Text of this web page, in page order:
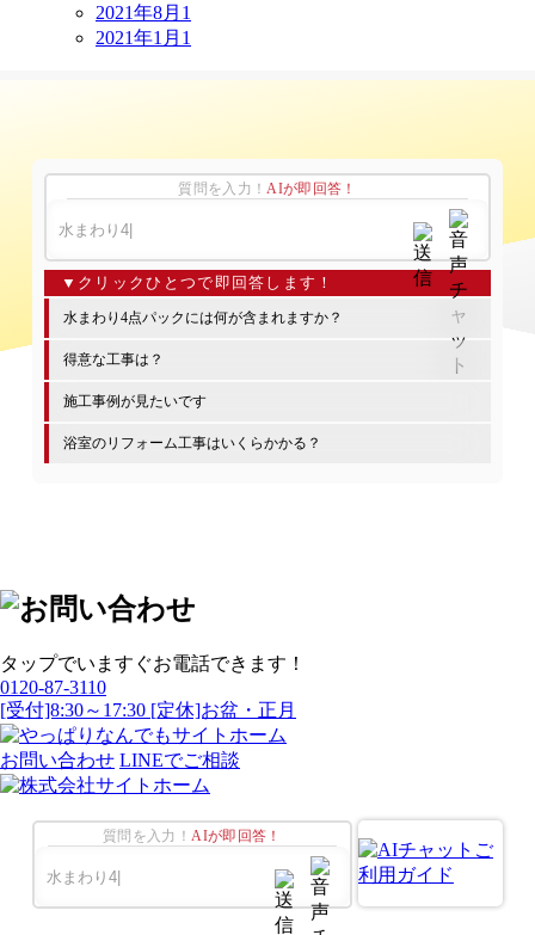
2021年8月 1
2021年1月 1
質問を入力！ AIが即回答！
水まわり4点パックには何が含まれますか？
得意な工事は？
施工事例が見たいです
浴室のリフォーム工事はいくらかかる？
タップでいますぐお電話できます！
0120-87-3110
[受付]8:30～17:30 [定休]お盆・正月
お問い合わせ LINEでご相談
質問を入力！AIが即回答！